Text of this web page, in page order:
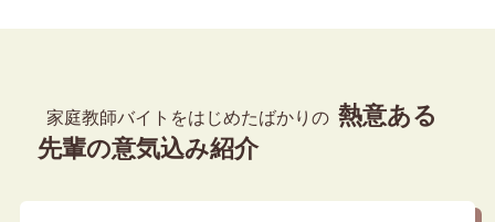
家庭教師バイトをはじめたばかりの 熱意ある
先輩の意気込み紹介